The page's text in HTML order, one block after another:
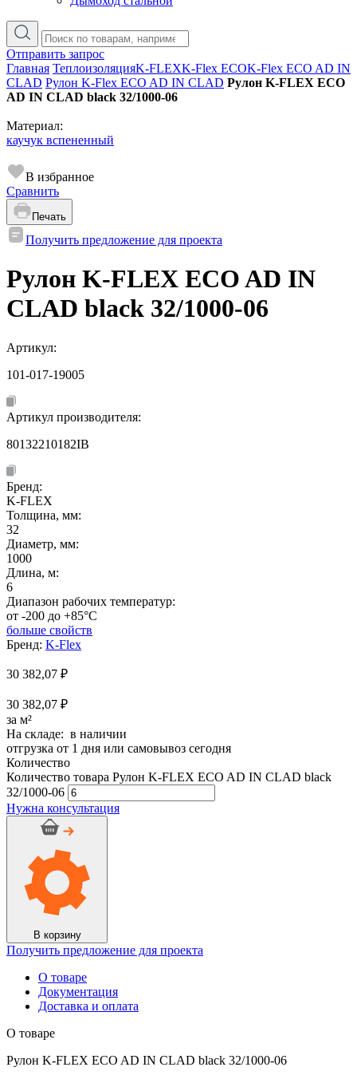
Отправить запрос
Главная ТеплоизоляцияK-FLEXK-Flex ECOK-Flex ECO AD IN
CLAD Рулон K-Flex ECO AD IN CLAD Рулон K-FLEX ECO
AD IN CLAD black 32/1000-06
Материал:
каучук вспененный
В избранное
Сравнить
Печать
Получить предложение для проекта
Рулон K-FLEX ECO AD IN
CLAD black 32/1000-06
Артикул:
101-017-19005
Артикул производителя:
80132210182IB
Бренд:
K-FLEX
Толщина, мм:
32
Диаметр, мм:
1000
Длина, м:
6
Диапазон рабочих температур:
от -200 до +85°C
больше свойств
Бренд: K-Flex
30 382,07 ₽
30 382,07 ₽
за м²
На складе: в наличии
отгрузка от 1 дня или самовывоз сегодня
Количество
Количество товара Рулон K-FLEX ECO AD IN CLAD black
32/1000-06
Нужна консультация
В корзину
Получить предложение для проекта
О товаре
Документация
Доставка и оплата
О товаре
Рулон K-FLEX ECO AD IN CLAD black 32/1000-06